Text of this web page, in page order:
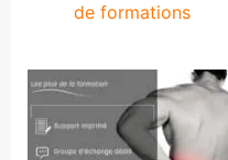
de formations